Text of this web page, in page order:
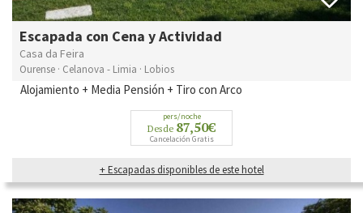
Escapada con Cena y Actividad
Casa da Feira
Ourense · Celanova - Limia · Lobios
Alojamiento + Media Pensión + Tiro con Arco
pers/noche
Desde 87,50€
Cancelación Gratis
+ Escapadas disponibles de este hotel